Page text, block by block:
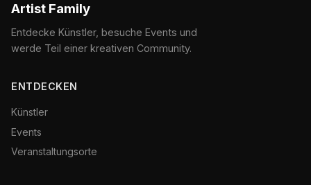
Artist Family
Entdecke Künstler, besuche Events und
werde Teil einer kreativen Community.
ENTDECKEN
Künstler
Events
Veranstaltungsorte